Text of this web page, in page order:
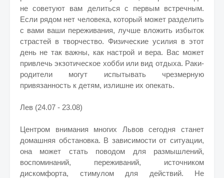
не советуют вам делиться с первым встречным.
Если рядом нет человека, который может разделить
с вами ваши переживания, лучше вложить избыток
страстей в творчество. Физические усилия в этот
день не так важны, как настрой и вера. Вас может
привлечь экзотическое хобби или вид отдыха. Раки-
родители могут испытывать чрезмерную
привязанность к детям, излишне их опекать.
Лев (24.07 - 23.08)
Центром внимания многих Львов сегодня станет
домашняя обстановка. В зависимости от ситуации,
она может стать поводом для размышлений,
воспоминаний, переживаний, источником
дискомфорта, стимулом для действий. Не